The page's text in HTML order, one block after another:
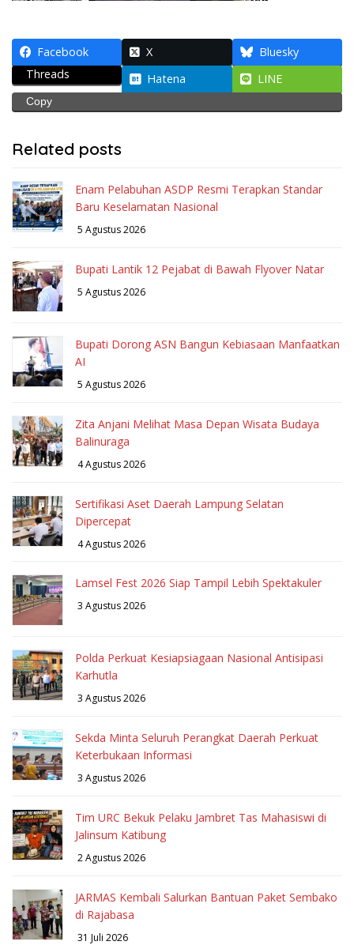
Facebook X
Bluesky
Threads
Hatena LINE
Copy
Related posts
Enam Pelabuhan ASDP Resmi Terapkan Standar
Baru Keselamatan Nasional
5 Agustus 2026
Bupati Lantik 12 Pejabat di Bawah Flyover Natar
5 Agustus 2026
Bupati Dorong ASN Bangun Kebiasaan Manfaatkan
AI
5 Agustus 2026
Zita Anjani Melihat Masa Depan Wisata Budaya
Balinuraga
4 Agustus 2026
Sertifikasi Aset Daerah Lampung Selatan
Dipercepat
4 Agustus 2026
Lamsel Fest 2026 Siap Tampil Lebih Spektakuler
3 Agustus 2026
Polda Perkuat Kesiapsiagaan Nasional Antisipasi
Karhutla
3 Agustus 2026
Sekda Minta Seluruh Perangkat Daerah Perkuat
Keterbukaan Informasi
3 Agustus 2026
Tim URC Bekuk Pelaku Jambret Tas Mahasiswi di
Jalinsum Katibung
2 Agustus 2026
JARMAS Kembali Salurkan Bantuan Paket Sembako
di Rajabasa
31 Juli 2026